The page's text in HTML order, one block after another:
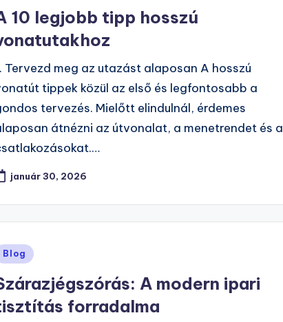
10 legjobb tipp hosszú
Tervezd meg az utazást alaposan A hosszú
tippek közül az első és legfontosabb a
tervezés. Mielőtt elindulnál, érdemes
átnézni az útvonalat, a menetrendet és a
január 30, 2026
Blog
A modern ipari
forradalma